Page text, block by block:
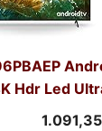
Hdr Led